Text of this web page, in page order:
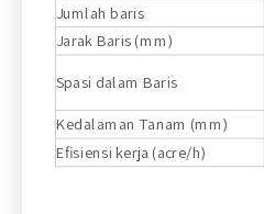
Jumlah baris
Jarak Baris (mm)
Spasi dalam Baris
Kedalaman Tanam (mm)
Efisiensi kerja (acre/h)